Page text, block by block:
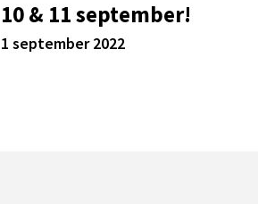
10 & 11 september!
1 september 2022